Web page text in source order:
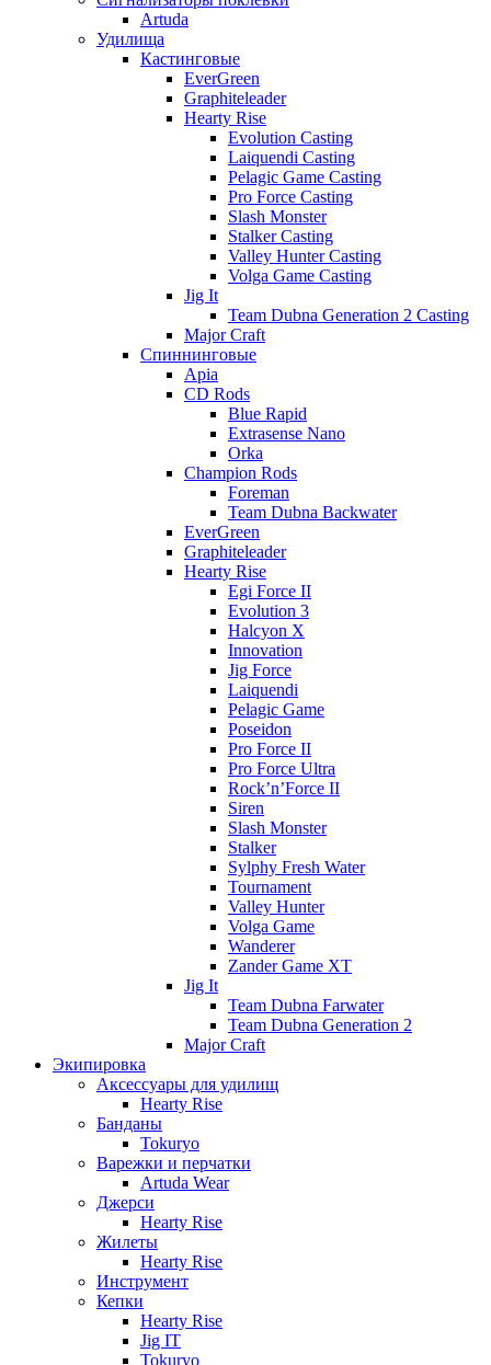
Artuda
Удилища
Кастинговые
EverGreen
Graphiteleader
Hearty Rise
Evolution Casting
Laiquendi Casting
Pelagic Game Casting
Pro Force Casting
Slash Monster
Stalker Casting
Valley Hunter Casting
Volga Game Casting
Jig It
Team Dubna Generation 2 Casting
Major Craft
Спиннинговые
Apia
CD Rods
Blue Rapid
Extrasense Nano
Orka
Champion Rods
Foreman
Team Dubna Backwater
EverGreen
Graphiteleader
Hearty Rise
Egi Force II
Evolution 3
Halcyon X
Innovation
Jig Force
Laiquendi
Pelagic Game
Poseidon
Pro Force II
Pro Force Ultra
Rock’n’Force II
Siren
Slash Monster
Stalker
Sylphy Fresh Water
Tournament
Valley Hunter
Volga Game
Wanderer
Zander Game XT
Jig It
Team Dubna Farwater
Team Dubna Generation 2
Major Craft
Экипировка
Аксессуары для удилищ
Hearty Rise
Банданы
Tokuryo
Варежки и перчатки
Artuda Wear
Джерси
Hearty Rise
Жилеты
Hearty Rise
Инструмент
Кепки
Hearty Rise
Jig IT
Tokuryo